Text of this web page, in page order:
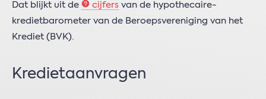
Dat blijkt uit de cijfers van de hypothecaire-
kredietbarometer van de Beroepsvereniging van het
Krediet (BVK).
Kredietaanvragen